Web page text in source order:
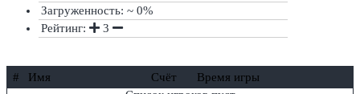
Загруженность: ~ 0%
Рейтинг:
3
# Имя Счёт
Время игры